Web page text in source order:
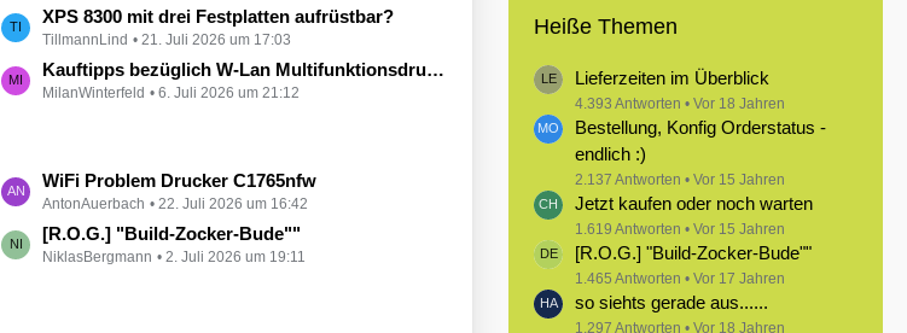
r
ä
g
e
L
e
t
z
B
e
t
XPS 8300 mit drei Festplatten aufrüstbar?
TillmannLind 21. Juli 2026 um 17:03
Kauftipps bezüglich W-Lan Multifunktionsdrucker
MilanWinterfeld 6. Juli 2026 um 21:12
L
e
t
z
WiFi Problem Drucker C1765nfw
AntonAuerbach 22. Juli 2026 um 16:42
[R.O.G.] "Build-Zocker-Bude""
NiklasBergmann 2. Juli 2026 um 19:11
Heiße Themen
Lieferzeiten im Überblick
4.393 Antworten Vor 18 Jahren
Bestellung, Konfig Orderstatus -
endlich :)
2.137 Antworten Vor 15 Jahren
Jetzt kaufen oder noch warten
1.619 Antworten Vor 15 Jahren
[R.O.G.] "Build-Zocker-Bude""
1.465 Antworten Vor 17 Jahren
so siehts gerade aus......
1.297 Antworten Vor 18 Jahren